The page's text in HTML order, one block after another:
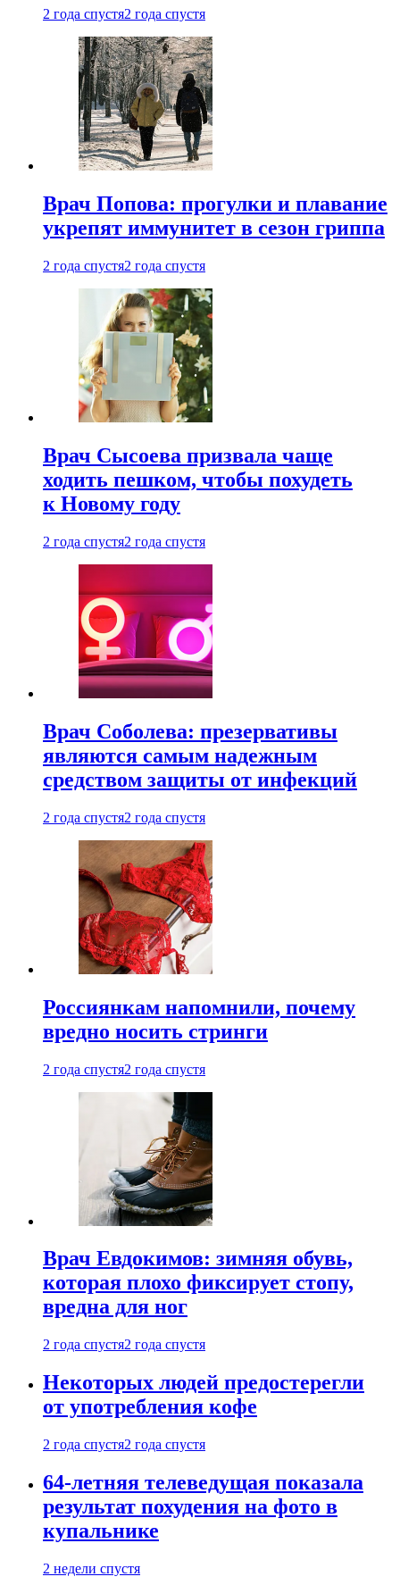
2 года спустя2 года спустя
Врач Попова: прогулки и плавание
укрепят иммунитет в сезон гриппа
2 года спустя2 года спустя
Врач Сысоева призвала чаще
ходить пешком, чтобы похудеть
к Новому году
2 года спустя2 года спустя
Врач Соболева: презервативы
являются самым надежным
средством защиты от инфекций
2 года спустя2 года спустя
Россиянкам напомнили, почему
вредно носить стринги
2 года спустя2 года спустя
Врач Евдокимов: зимняя обувь,
которая плохо фиксирует стопу,
вредна для ног
2 года спустя2 года спустя
Некоторых людей предостерегли
от употребления кофе
2 года спустя2 года спустя
64-летняя телеведущая показала
результат похудения на фото в
купальнике
2 недели спустя